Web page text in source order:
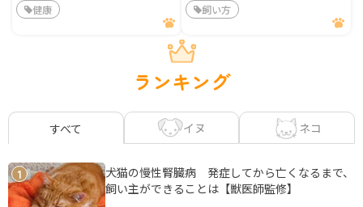
健康 飼い方
ランキング
すべて イヌ ネコ
1
犬猫の慢性腎臓病 発症してから亡くなるまで、
飼い主ができることは【獣医師監修】